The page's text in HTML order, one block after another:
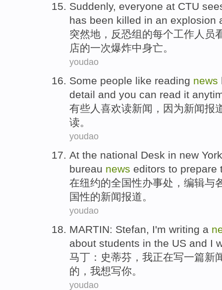
Suddenly, everyone at CTU
has been killed in an explosion
突然地 ，反恐组的每个工作人员
店的一次爆炸中身亡。
youdao
Some people like reading news
detail and you can read it
有些人 喜欢读新闻 ， 因为新闻报
读。
youdao
At the national Desk in new York
bureau news editors to prepare
在纽约的全国性办事处 ， 编辑与
国性的新闻报道。
youdao
MARTIN: Stefan I'm writing a
about students in the US and I
马丁 ： 史蒂芬 ， 我正在写一篇新
的，我想写你 。
youdao